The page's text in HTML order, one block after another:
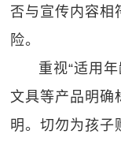
否与宣传内容相
险。
重视“适用
文具等产品明确
明。切勿为孩子